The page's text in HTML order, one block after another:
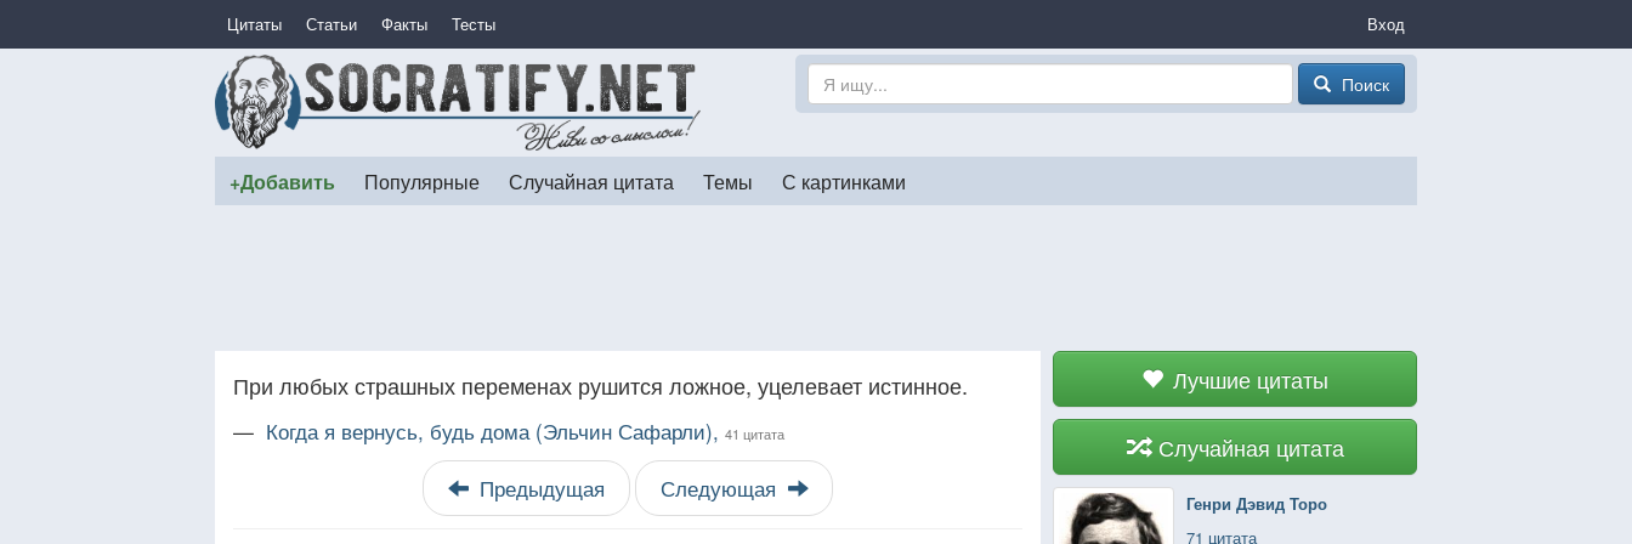
Цитаты Статьи Факты Тесты Вход
Поиск
+Добавить Популярные Случайная цитата Темы С картинками
Лучшие цитаты
Случайная цитата
Генри Дэвид Торо
71 цитата
При любых страшных переменах рушится ложное, уцелевает истинное.
— Когда я вернусь, будь дома (Эльчин Сафарли), 41 цитата
Предыдущая Следующая